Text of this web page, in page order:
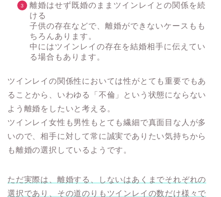
離婚はせず既婚のままツインレイとの関係を続
ける
子供の存在などで、離婚ができないケースもも
ちろんあります。
中にはツインレイの存在を結婚相手に伝えてい
る場合もあります。
ツインレイの関係性においては性がとても重要でもあ
ることから、いわゆる「不倫」という状態にならない
よう離婚をしたいと考える。
ツインレイ女性も男性もとても繊細で真面目な人が多
いので、相手に対して常に誠実でありたい気持ちから
も離婚の選択しているようです。
ただ実際は、離婚する、しないはあくまでそれぞれの
選択であり、その道のりもツインレイの数だけ様々で